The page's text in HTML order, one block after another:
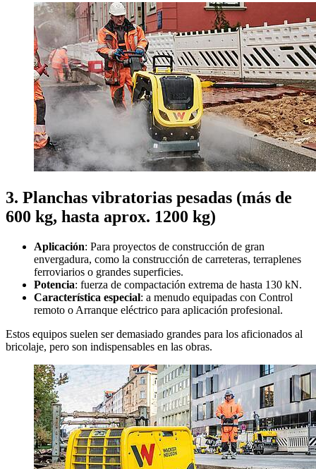
3. Planchas vibratorias pesadas (más de
600 kg, hasta aprox. 1200 kg)
Aplicación: Para proyectos de construcción de gran
envergadura, como la construcción de carreteras, terraplenes
ferroviarios o grandes superficies.
Potencia: fuerza de compactación extrema de hasta 130 kN.
Característica especial: a menudo equipadas con Control
remoto o Arranque eléctrico para aplicación profesional.
Estos equipos suelen ser demasiado grandes para los aficionados al
bricolaje, pero son indispensables en las obras.